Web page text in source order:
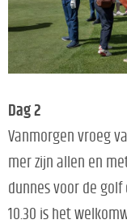
Dag 2
Vanmorgen vroeg
mer zijn allen en
dunnes voor de
10.30 is het